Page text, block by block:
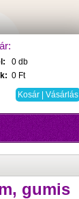
0 db
0 Ft
Kosár | Vásárlás
gumis